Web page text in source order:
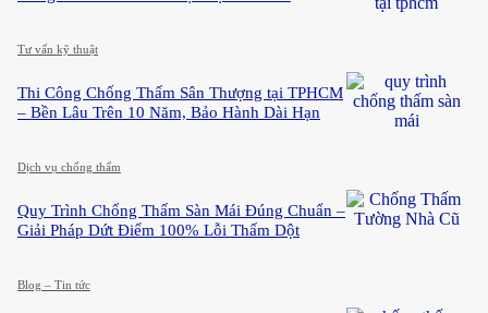
Tư vấn kỹ thuật
Thi Công Chống Thấm Sân Thượng tại TPHCM
– Bền Lâu Trên 10 Năm, Bảo Hành Dài Hạn
Dịch vụ chống thấm
Quy Trình Chống Thấm Sàn Mái Đúng Chuẩn –
Giải Pháp Dứt Điểm 100% Lỗi Thấm Dột
Blog – Tin tức